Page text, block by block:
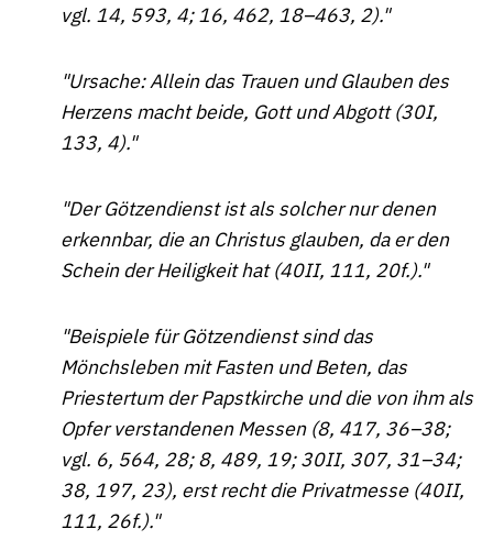
vgl. 14, 593, 4; 16, 462, 18–463, 2)."
"Ursache: Allein das Trauen und Glauben des
Herzens macht beide, Gott und Abgott (30I,
133, 4)."
"Der Götzendienst ist als solcher nur denen
erkennbar, die an Christus glauben, da er den
Schein der Heiligkeit hat (40II, 111, 20f.)."
"Beispiele für Götzendienst sind das
Mönchsleben mit Fasten und Beten, das
Priestertum der Papstkirche und die von ihm als
Opfer verstandenen Messen (8, 417, 36–38;
vgl. 6, 564, 28; 8, 489, 19; 30II, 307, 31–34;
38, 197, 23), erst recht die Privatmesse (40II,
111, 26f.)."